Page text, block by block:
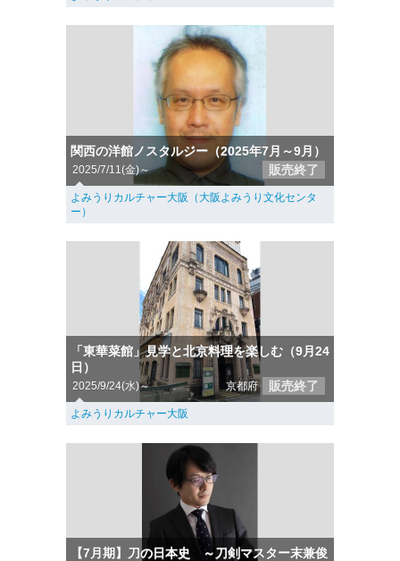
関西の洋館ノスタルジー（2025年7月～9月）
2025/7/11(金)～ 販売終了
よみうりカルチャー大阪（大阪よみうり文化センタ
ー）
「東華菜館」見学と北京料理を楽しむ（9月24
日）
2025/9/24(水)～ 京都府 販売終了
よみうりカルチャー大阪
【7月期】刀の日本史 ～刀剣マスター末兼俊